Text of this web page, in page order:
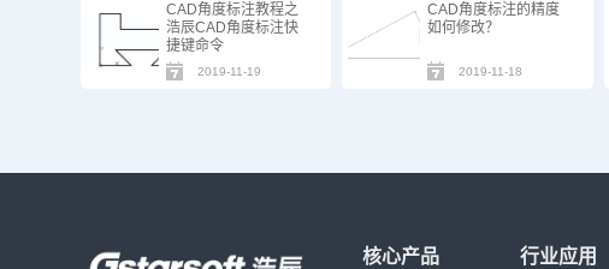
CAD角度标注教程之
浩辰CAD角度标注快
捷键命令
2019-11-19
CAD角度标注的精度
如何修改？
2019-11-18
核心产品 行业应用